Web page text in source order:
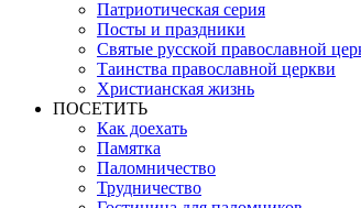
Патриотическая серия
Посты и праздники
Святые русской православной
Таинства православной церкви
Христианская жизнь
ПОСЕТИТЬ
Как доехать
Памятка
Паломничество
Трудничество